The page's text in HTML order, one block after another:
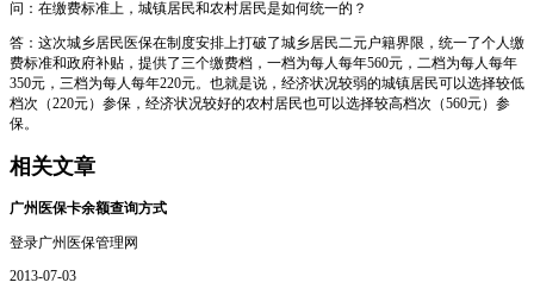
问：在缴费标准上，城镇居民和农村居民是如何统一的？
答：这次城乡居民医保在制度安排上打破了城乡居民二元户籍界限，统一了个人缴
费标准和政府补贴，提供了三个缴费档，一档为每人每年560元，二档为每人每年
350元，三档为每人每年220元。也就是说，经济状况较弱的城镇居民可以选择较低
档次（220元）参保，经济状况较好的农村居民也可以选择较高档次（560元）参
保。
相关文章
广州医保卡余额查询方式
登录广州医保管理网
2013-07-03